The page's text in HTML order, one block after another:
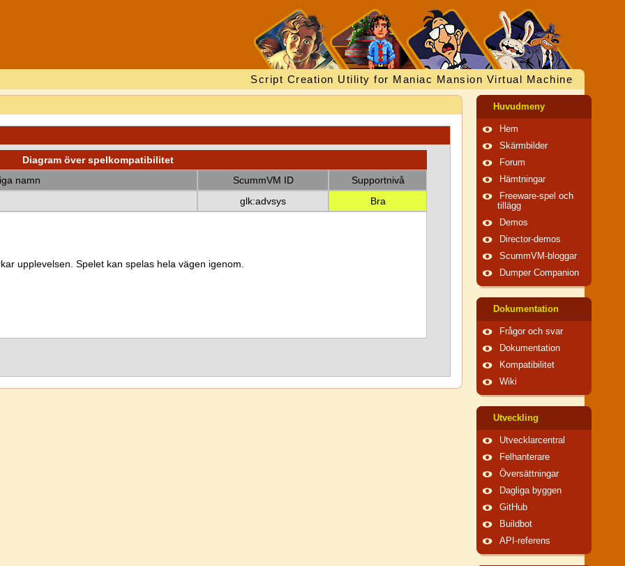
Script Creation Utility for Maniac Mansion Virtual Machine
Diagram över spelkompatibilitet
namn
ScummVM ID
Supportnivå
glk:advsys Bra
upplevelsen. Spelet kan spelas hela vägen igenom.
Huvudmeny
Hem
Skärmbilder
Forum
Hämtningar
Freeware-spel och
tillägg
Demos
Director-demos
ScummVM-bloggar
Dumper Companion
Dokumentation
Frågor och svar
Dokumentation
Kompatibilitet
Wiki
Utveckling
Utvecklarcentral
Felhanterare
Översättningar
Dagliga byggen
GitHub
Buildbot
API-referens